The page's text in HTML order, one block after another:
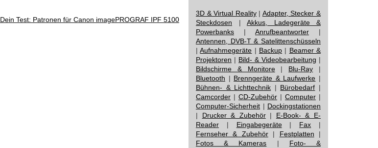
Dein Test: Patronen für Canon imagePROGRAF IPF 5100
3D & Virtual Reality| Adapter, Stecker &
Steckdosen | Akkus, Ladegeräte &
Powerbanks | Anrufbeantworter |
Antennen, DVB-T & Satelittenschüsseln
|Aufnahmegeräte | Backup | Beamer &
Projektoren | Bild- & Videobearbeitung |
Bildschirme & Monitore| Blu-Ray |
Bluetooth | Brenngeräte & Laufwerke |
Bühnen- & Lichttechnik | Bürobedarf |
Camcorder | CD-Zubehör | Computer |
Computer-Sicherheit | Dockingstationen
| Drucker & Zubehör| E-Book- & E-
Reader | Eingabegeräte| Fax |
Fernseher & Zubehör| Festplatten |
Fotos & Kameras | Foto- &